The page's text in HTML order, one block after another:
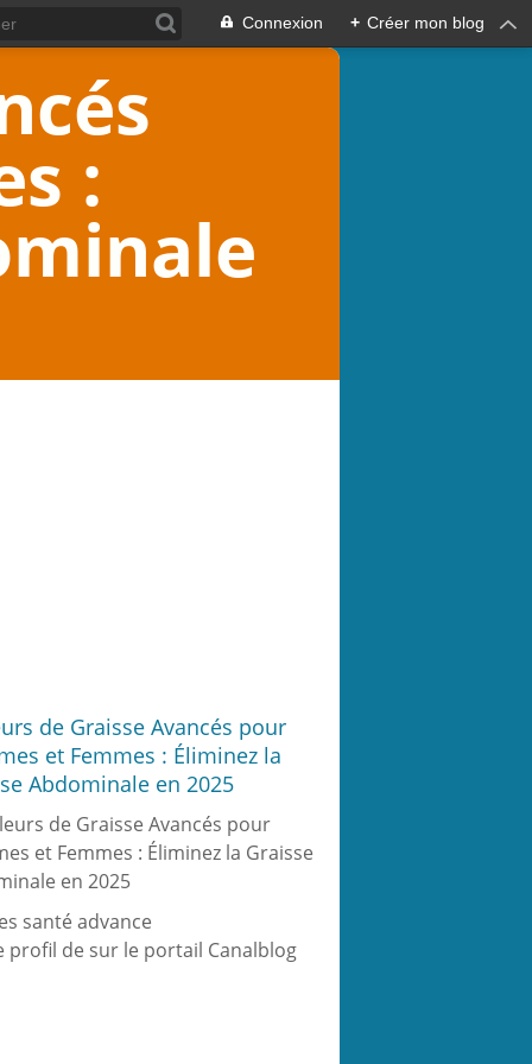
Connexion + Créer mon blog
:
de Graisse Avancés pour
et Femmes : Éliminez la
Abdominale en 2025
santé advance
profil de sur le portail Canalblog